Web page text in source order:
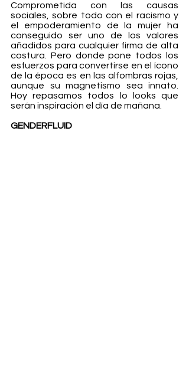
Comprometida con las causas
sociales, sobre todo con el racismo y
el empoderamiento de la mujer ha
conseguido ser uno de los valores
añadidos para cualquier firma de alta
costura. Pero donde pone todos los
esfuerzos para convertirse en el ícono
de la época es en las alfombras rojas,
aunque su magnetismo sea innato.
Hoy repasamos todos lo looks que
serán inspiración el día de mañana.
GENDERFLUID